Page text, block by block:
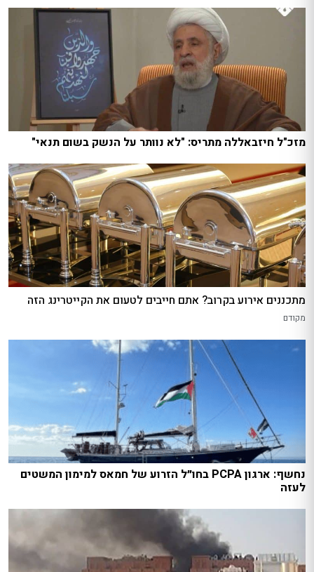
מזכ"ל חיזבאללה מתריס: "לא נוותר על הנשק בשום תנאי"
מתכננים אירוע בקרוב? אתם חייבים לטעום את הקייטרינג הזה
מקודם
נחשף: ארגון PCPA בחו״ל הזרוע של חמאס למימון המשטים
לעזה